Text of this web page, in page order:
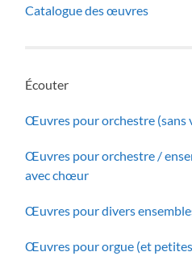
Catalogue des œuvres
Écouter
Œuvres pour orchestre (sans
Œuvres pour orchestre /
avec chœur
Œuvres pour divers
Œuvres pour orgue (et